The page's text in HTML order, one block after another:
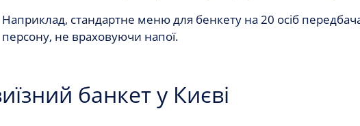
Наприклад, стандартне меню для бенкету на 20 осіб
персону, не враховуючи напої.
банкет у Києві